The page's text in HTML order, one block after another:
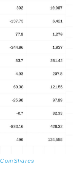
CoinShares